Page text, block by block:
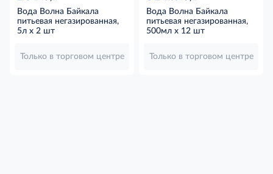
Вода Волна Байкала
питьевая негазированная,
5л x 2 шт
Только в торговом центре
Вода Волна Байкала
питьевая негазированная,
500мл x 12 шт
Только в торговом центре